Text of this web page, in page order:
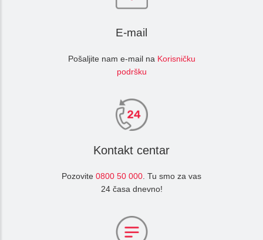
E-mail
Pošaljite nam e-mail na Korisničku
podršku
Kontakt centar
Pozovite 0800 50 000 . Tu smo za vas
24 časa dnevno!